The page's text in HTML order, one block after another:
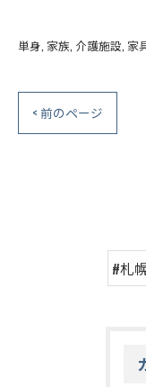
単身 家族 介護施設 家
< 前のページ
#札